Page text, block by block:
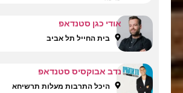
אודי כגן סטנדאפ
בית החייל תל אביב
נדב אבוקסיס סטנדאפ
היכל התרבות מעלות תרשיחא